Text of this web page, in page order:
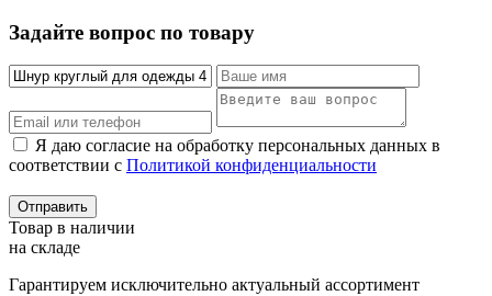
Задайте вопрос по товару
Я даю согласие на обработку персональных данных в
соответствии с Политикой конфиденциальности
Товар в наличии
на складе
Гарантируем исключительно актуальный ассортимент